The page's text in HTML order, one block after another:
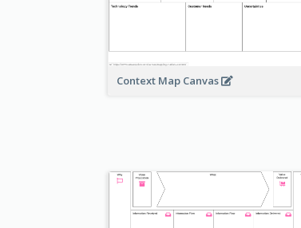
Context Map Canvas